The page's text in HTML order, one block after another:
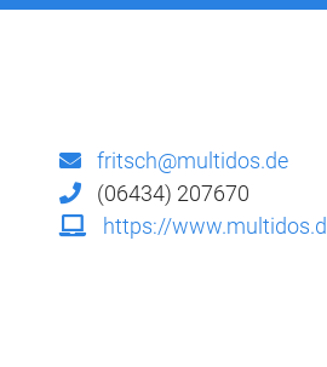
fritsch@multidos.de
(06434) 207670
https://